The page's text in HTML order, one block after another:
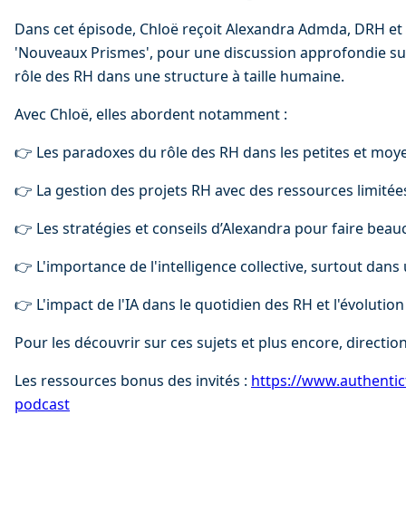
Dans cet épisode, Chloë reçoit Alexandra Admda, DRH
'Nouveaux Prismes', pour une discussion approfondie
rôle des RH dans une structure à taille humaine.
Avec Chloë, elles abordent notamment :
👉 Les paradoxes du rôle des RH dans les petites et
👉 La gestion des projets RH avec des ressources
👉 Les stratégies et conseils d’Alexandra pour faire
👉 L'importance de l'intelligence collective, surtout
👉 L'impact de l'IA dans le quotidien des RH et
Pour les découvrir sur ces sujets et plus encore,
Les ressources bonus des invités : ⁠⁠https://
podcast⁠